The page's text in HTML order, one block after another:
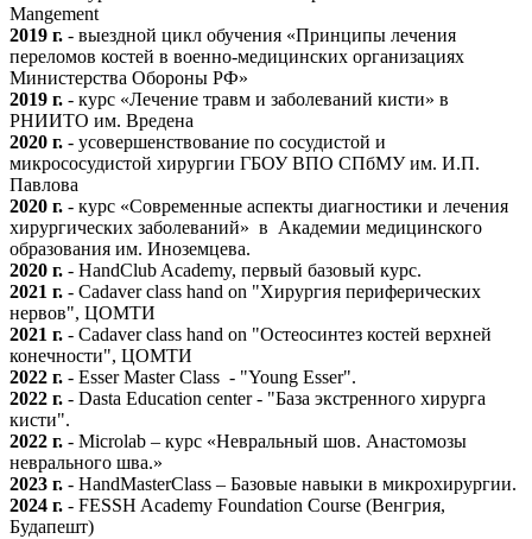
Mangement
2019 г. - выездной цикл обучения «Принципы лечения
переломов костей в военно-медицинских организациях
Министерства Обороны РФ»
2019 г. - курс «Лечение травм и заболеваний кисти» в
РНИИТО им. Вредена
2020 г. - усовершенствование по сосудистой и
микрососудистой хирургии ГБОУ ВПО СПбМУ им. И.П.
Павлова
2020 г. - курс «Современные аспекты диагностики и лечения
хирургических заболеваний» в Академии медицинского
образования им. Иноземцева.
2020 г. - HandClub Academy, первый базовый курс.
2021 г. - Cadaver class hand on "Хирургия периферических
нервов", ЦОМТИ
2021 г. - Cadaver class hand on "Остеосинтез костей верхней
конечности", ЦОМТИ
2022 г. - Esser Master Class - "Young Esser".
2022 г. - Dasta Education center - "База экстренного хирурга
кисти".
2022 г. - Microlab – курс «Невральный шов. Анастомозы
неврального шва.»
2023 г. - HandMasterClass – Базовые навыки в микрохирургии.
2024 г. - FESSH Academy Foundation Course (Венгрия,
Будапешт)